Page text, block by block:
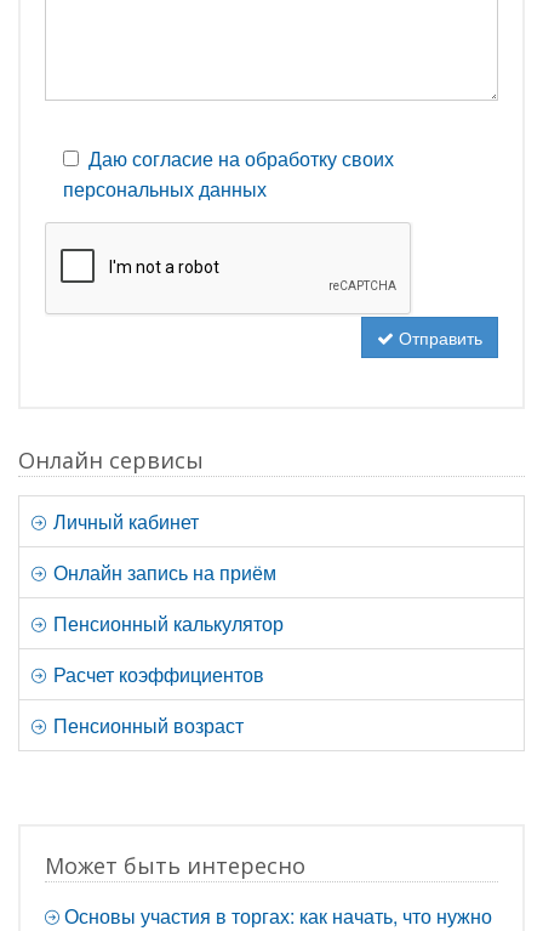
Даю согласие на обработку своих
персональных данных
Отправить
Онлайн сервисы
Личный кабинет
Онлайн запись на приём
Пенсионный калькулятор
Расчет коэффициентов
Пенсионный возраст
Может быть интересно
Основы участия в торгах: как начать, что нужно